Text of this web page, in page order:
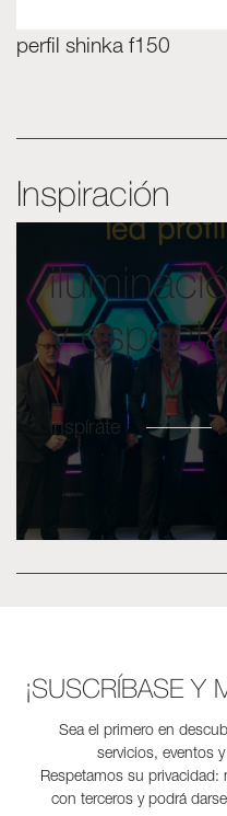
perfil shinka f150
Inspiración
y
Inspírate
¡SUSCRÍBASE Y
Sea el primero en
servicios, eventos
Respetamos su
con terceros y podrá